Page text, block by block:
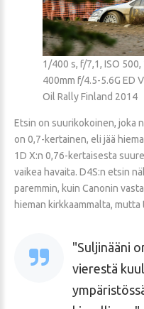
1/400 s, f/7,1, ISO 500,
400mm f/4.5-5.6G ED
Oil Rally Finland 2014
Etsin on suurikokoinen, joka
on 0,7-kertainen, eli jää
1D X:n 0,76-kertaisesta
vaikea havaita. D4S:n etsin
paremmin, kuin Canonin
hieman kirkkaammalta,
Suljinääni
vierestä